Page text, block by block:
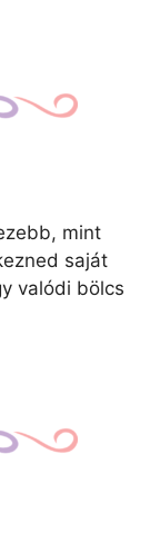
mint
saját
valódi bölcs